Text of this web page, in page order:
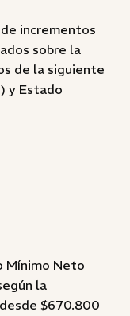
incrementos
sobre la
de la siguiente
y Estado
Mínimo Neto
la
$670.800